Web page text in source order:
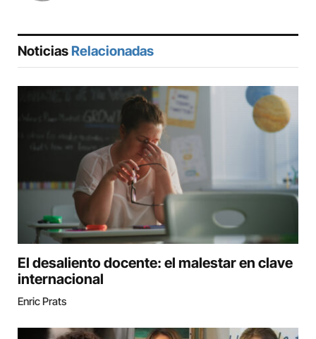
Noticias Relacionadas
El desaliento docente: el malestar en clave
internacional
Enric Prats